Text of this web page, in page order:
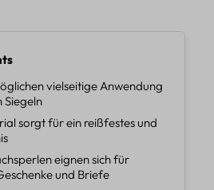
vielseitige Anwendung
Siegeln
sorgt für ein reißfestes und
eignen sich für
und Briefe